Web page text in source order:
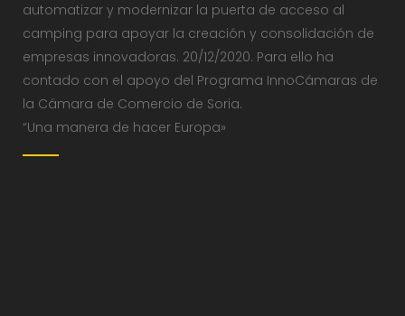
automatizar y modernizar la puerta de acceso al
camping para apoyar la creación y consolidación de
empresas innovadoras. 20/12/2020. Para ello ha
contado con el apoyo del Programa InnoCámaras de
la Cámara de Comercio de Soria.
“Una manera de hacer Europa»